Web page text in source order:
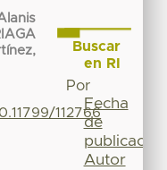
112766
Buscar
en RI
Por
Fecha
de
publicación
Autor